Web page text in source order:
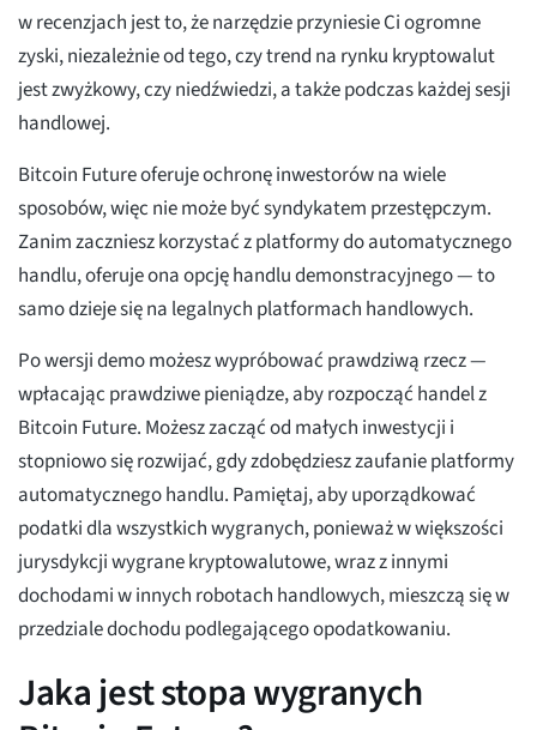
w recenzjach jest to, że narzędzie przyniesie Ci ogromne
zyski, niezależnie od tego, czy trend na rynku kryptowalut
jest zwyżkowy, czy niedźwiedzi, a także podczas każdej sesji
handlowej.
Bitcoin Future oferuje ochronę inwestorów na wiele
sposobów, więc nie może być syndykatem przestępczym.
Zanim zaczniesz korzystać z platformy do automatycznego
handlu, oferuje ona opcję handlu demonstracyjnego — to
samo dzieje się na legalnych platformach handlowych.
Po wersji demo możesz wypróbować prawdziwą rzecz —
wpłacając prawdziwe pieniądze, aby rozpocząć handel z
Bitcoin Future. Możesz zacząć od małych inwestycji i
stopniowo się rozwijać, gdy zdobędziesz zaufanie platformy
automatycznego handlu. Pamiętaj, aby uporządkować
podatki dla wszystkich wygranych, ponieważ w większości
jurysdykcji wygrane kryptowalutowe, wraz z innymi
dochodami w innych robotach handlowych, mieszczą się w
przedziale dochodu podlegającego opodatkowaniu.
Jaka jest stopa wygranych